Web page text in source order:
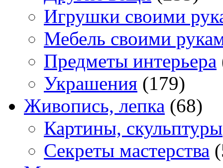
Игрушки своими
Мебель своими
Предметы интерьера
Украшения (179)
Живопись, лепка (68)
Картины, скульптуры
Секреты мастерства